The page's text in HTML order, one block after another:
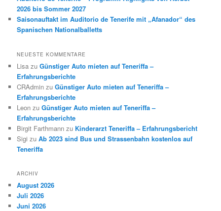
2026 bis Sommer 2027
Saisonauftakt im Auditorio de Tenerife mit „Afanador“ des
Spanischen Nationalballetts
NEUESTE KOMMENTARE
Lisa zuGünstiger Auto mieten auf Teneriffa –
Erfahrungsberichte
CRAdmin zuGünstiger Auto mieten auf Teneriffa –
Erfahrungsberichte
Leon zuGünstiger Auto mieten auf Teneriffa –
Erfahrungsberichte
Birgit Farthmann zu Kinderarzt Teneriffa – Erfahrungsbericht
Sigi zuAb 2023 sind Bus und Strassenbahn kostenlos auf
Teneriffa
ARCHIV
August 2026
Juli 2026
Juni 2026